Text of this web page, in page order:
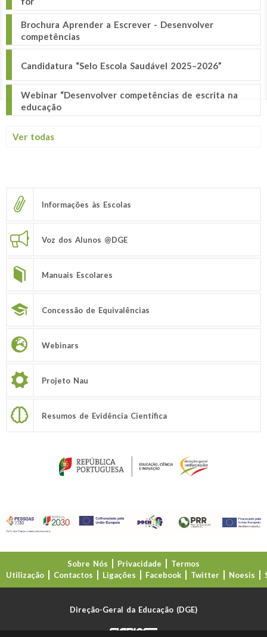
Brochura Aprender a Escrever - Desenvolver
competências
Candidatura “Selo Escola Saudável 2025–2026”
Webinar “Desenvolver competências de escrita na
educação
Ver todas
Informações às Escolas
Voz dos Alunos @DGE
Manuais Escolares
Concessão de Equivalências
Webinars
Projeto Nau
Resumos de Evidência Científica
Sobre Nós Privacidade
Termos
Utilização
Contactos Ligações Facebook Twitter Noesis
Direção-Geral da Educação (DGE)